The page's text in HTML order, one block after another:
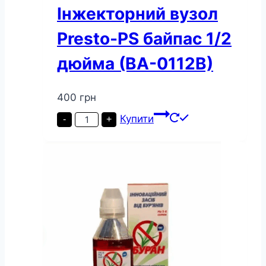
Інжекторний вузол
Presto-PS байпас 1/2
дюйма (ВА-0112В)
400 грн
-
Інжекторний
вузол
(ВА-0112В)
кількість
+ Купити